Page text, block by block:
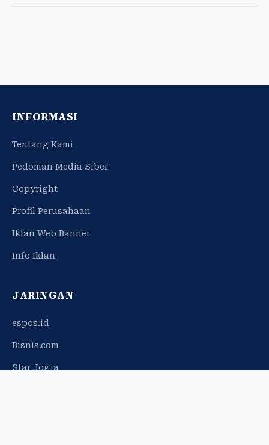
INFORMASI
Tentang Kami
Pedoman Media Siber
Copyright
Profil Perusahaan
Iklan Web Banner
Info Iklan
JARINGAN
espos.id
Bisnis.com
Star Jogja